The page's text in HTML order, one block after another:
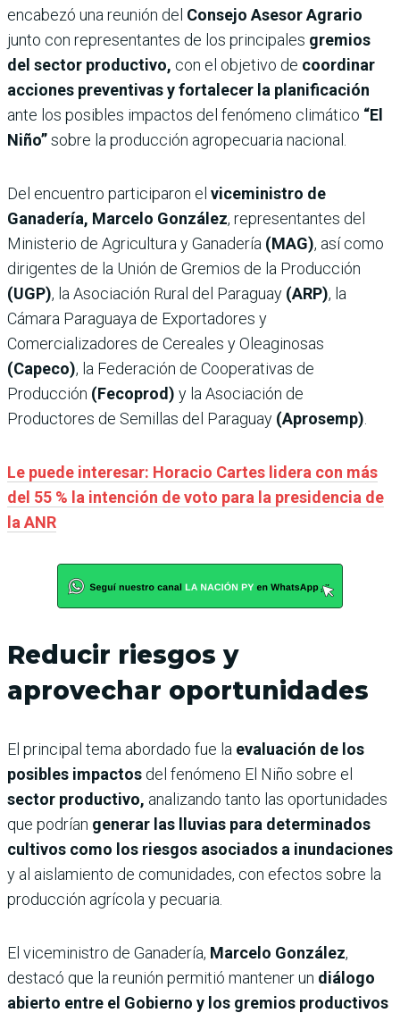
encabezó una reunión del Consejo Asesor Agrario
junto con representantes de los principales gremios
del sector productivo, con el objetivo de coordinar
acciones preventivas y fortalecer la planificación
ante los posibles impactos del fenómeno climático “El
Niño”sobre la producción agropecuaria nacional.
Del encuentro participaron el viceministro de
Ganadería, Marcelo González, representantes del
Ministerio de Agricultura y Ganadería (MAG), así como
dirigentes de la Unión de Gremios de la Producción
(UGP), la Asociación Rural del Paraguay (ARP), la
Cámara Paraguaya de Exportadores y
Comercializadores de Cereales y Oleaginosas
(Capeco), la Federación de Cooperativas de
Producción (Fecoprod) y la Asociación de
Productores de Semillas del Paraguay (Aprosemp)
Le puede interesar: Horacio Cartes lidera con más
del 55 % la intención de voto para la presidencia de
la ANR
Reducir riesgos y
aprovechar oportunidades
El principal tema abordado fue la evaluación de los
posibles impactos del fenómeno El Niño sobre el
sector productivo, analizando tanto las oportunidades
que podrían generar las lluvias para determinados
cultivos como los riesgos asociados a inundaciones
y al aislamiento de comunidades, con efectos sobre la
producción agrícola y pecuaria.
El viceministro de Ganadería, Marcelo González,
destacó que la reunión permitió mantener un diálogo
abierto entre el Gobierno y los gremios productivos